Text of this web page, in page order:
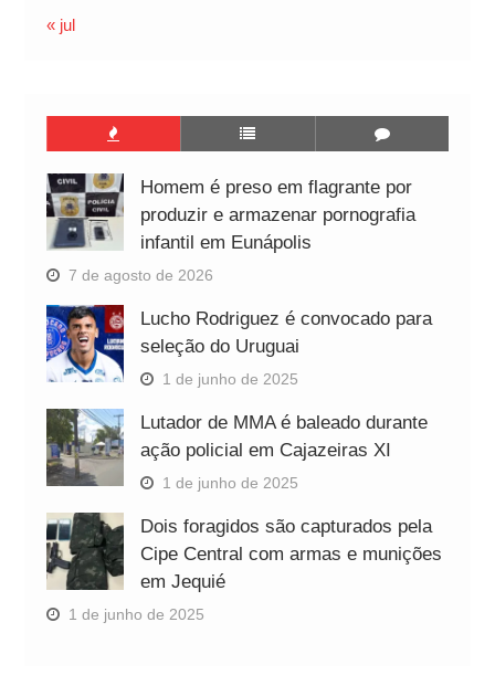
« jul
Homem é preso em flagrante por
produzir e armazenar pornografia
infantil em Eunápolis
7 de agosto de 2026
Lucho Rodriguez é convocado para
seleção do Uruguai
1 de junho de 2025
Lutador de MMA é baleado durante
ação policial em Cajazeiras XI
1 de junho de 2025
Dois foragidos são capturados pela
Cipe Central com armas e munições
em Jequié
1 de junho de 2025